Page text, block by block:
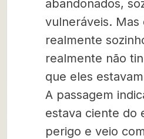
abandonados,
vulneráveis. Mas
realmente
realmente não
que eles
A passagem
estava ciente do
perigo e veio